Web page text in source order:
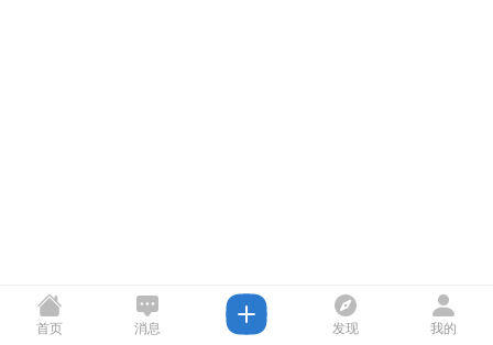
首页 消息 发现 我的